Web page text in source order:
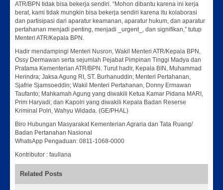
ATR/BPN tidak bisa bekerja sendiri. “Mohon dibantu karena ini kerja
berat, kami tidak mungkin bisa bekerja sendiri karena itu kolaborasi
dan partisipasi dari aparatur keamanan, aparatur hukum, dan aparatur
pertahanan menjadi penting, menjadi _urgent_, dan signifikan,” tutup
Menteri ATR/Kepala BPN.
Hadir mendampingi Menteri Nusron, Wakil Menteri ATR/Kepala BPN,
Ossy Dermawan serta sejumlah Pejabat Pimpinan Tinggi Madya dan
Pratama Kementerian ATR/BPN. Turut hadir, Kepala BIN, Muhammad
Herindra; Jaksa Agung RI, ST. Burhanuddin; Menteri Pertahanan,
Sjafrie Sjamsoeddin; Wakil Menteri Pertahanan, Donny Ermawan
Taufanto; Mahkamah Agung yang diwakili Ketua Kamar Pidana MARI,
Prim Haryadi; dan Kapolri yang diwakili Kepala Badan Reserse
Kriminal Polri, Wahyu Widada. (GE/PHAL)
Biro Hubungan Masyarakat Kementerian Agraria dan Tata Ruang/
Badan Pertanahan Nasional
WhatsApp Pengaduan: 0811-1068-0000
Kontributor : faullana
Related Posts